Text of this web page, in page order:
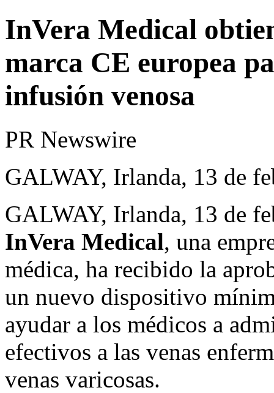
InVera Medical
marca CE europea
infusión venosa
PR Newswire
GALWAY, Irlanda, 13 de
GALWAY, Irlanda, 13 de
InVera Medical, una
médica, ha recibido la
un nuevo dispositivo
ayudar a los médicos a
efectivos a las venas
venas varicosas.